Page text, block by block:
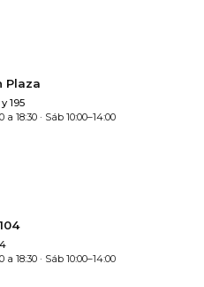
Plaza
195
a 18:30 · Sáb 10:00–14:00
a 18:30 · Sáb 10:00–14:00